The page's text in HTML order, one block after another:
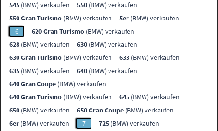
545 (BMW) verkaufen 550 (BMW) verkaufen
550 Gran Turismo (BMW) verkaufen 5er (BMW) verkaufen
6
620 Gran Turismo (BMW) verkaufen
628 (BMW) verkaufen 630 (BMW) verkaufen
630 Gran Turismo (BMW) verkaufen 633 (BMW) verkaufen
635 (BMW) verkaufen 640 (BMW) verkaufen
640 Gran Coupe (BMW) verkaufen
640 Gran Turismo (BMW) verkaufen 645 (BMW) verkaufen
650 (BMW) verkaufen 650 Gran Coupe (BMW) verkaufen
6er (BMW) verkaufen 7 725 (BMW) verkaufen